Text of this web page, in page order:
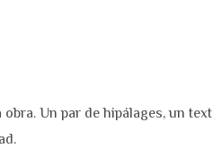
Un par de hipálages, un